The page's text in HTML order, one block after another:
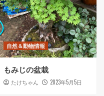
自然＆動物情報
もみじの盆栽
たけちゃん 2023年5月5日